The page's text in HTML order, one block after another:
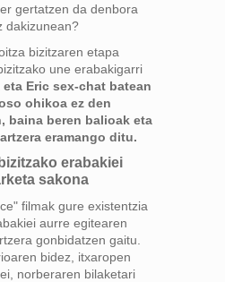
gertatzen da denbora
dakizunean?
bizitzaren etapa
une erabakigarri
eta Eric sex-chat batean
ohikoa ez den
baina beren balioak eta
eramango ditu.
erabakiei
sakona
filmak gure existentzia
aurre egitearen
gonbidatzen gaitu.
bidez, itxaropen
norberaren bilaketari